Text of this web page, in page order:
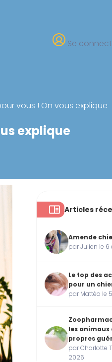
Se
vous ! On vous explique
explique
Articles
Amende
par Julien le
Le top des
pour un
par Mattéo le
les animaux
propres
par Charlotte
2026